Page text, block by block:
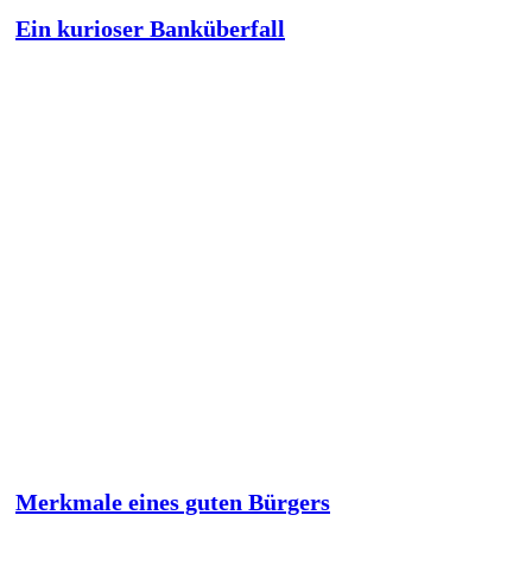
Ein kurioser Banküberfall
Merkmale eines guten Bürgers